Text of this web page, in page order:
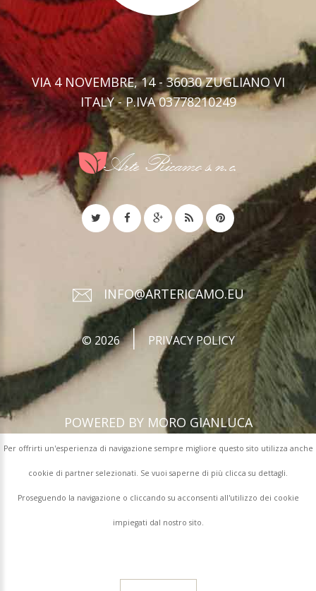
VIA 4 NOVEMBRE, 14 - 36030 ZUGLIANO VI
ITALY - P.IVA 03778210249
INFO@ARTERICAMO.EU
© 2026 PRIVACY POLICY
POWERED BY MORO GIANLUCA
Per offrirti un'esperienza di navigazione sempre migliore questo sito utilizza anche
cookie di partner selezionati. Se vuoi saperne di più clicca su dettagli.
Proseguendo la navigazione o cliccando su acconsenti all'utilizzo dei cookie
impiegati dal nostro sito.